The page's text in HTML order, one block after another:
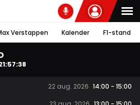
Verstappen Kalender F1-stand
:57:38
22 aug. 2026 14:00 - 15:00